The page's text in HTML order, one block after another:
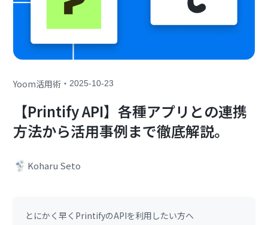
Yoom活用術 ・2025-10-23
【Printify API】各種アプリとの連携
方法から活用事例まで徹底解説。
Koharu Seto
とにかく早くPrintifyのAPIを利用したい方へ